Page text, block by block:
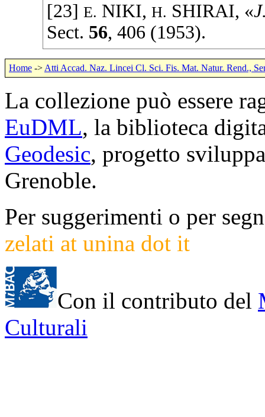
[23]E. NIKI,H. SHIRAI, «
Sect. 56, 406 (1953).
Home -> Atti Accad. Naz. Lincei Cl. Sci. Fis. Mat. Natur. Rend.,
La collezione può essere
EuDML, la biblioteca
Geodesic, progetto
Grenoble.
Per suggerimenti o per
zelati at unina dot it
Con il contributo del
Culturali